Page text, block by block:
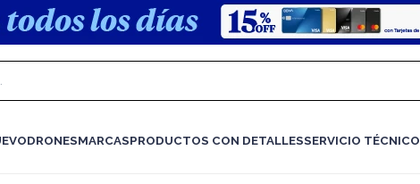
DRONESMARCASPRODUCTOS CON DETALLESSERVICIO TÉCNICO